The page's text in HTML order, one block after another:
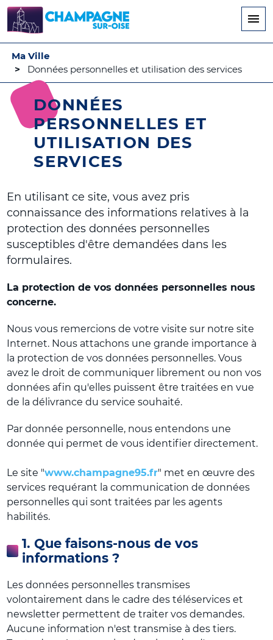
Ma Ville
Données personnelles et utilisation des services
DONNÉES
PERSONNELLES ET
UTILISATION DES
SERVICES
En utilisant ce site, vous avez pris
connaissance des informations relatives à la
protection des données personnelles
susceptibles d'être demandées dans les
formulaires.
La protection de vos données personnelles nous
concerne.
Nous vous remercions de votre visite sur notre site
Internet. Nous attachons une grande importance à
la protection de vos données personnelles. Vous
avez le droit de communiquer librement ou non vos
données afin qu'elles puissent être traitées en vue
de la délivrance du service souhaité.
Par donnée personnelle, nous entendons une
donnée qui permet de vous identifier directement.
Le site "www.champagne95.fr" met en œuvre des
services requérant la communication de données
personnelles qui sont traitées par les agents
habilités.
1. Que faisons-nous de vos
informations ?
Les données personnelles transmises
volontairement dans le cadre des téléservices et
newsletter permettent de traiter vos demandes.
Aucune information n'est transmise à des tiers.